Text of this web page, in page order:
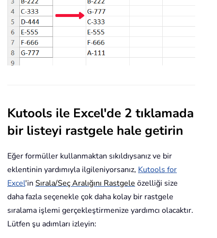
Kutools ile Excel'de 2 tıklamada
bir listeyi rastgele hale getirin
Eğer formüller kullanmaktan sıkıldıysanız ve bir
eklentinin yardımıyla ilgileniyorsanız, Kutools for
Excel'in Sırala/Seç Aralığını Rastgele özelliği size
daha fazla seçenekle çok daha kolay bir rastgele
sıralama işlemi gerçekleştirmenize yardımcı olacaktır.
Lütfen şu adımları izleyin: